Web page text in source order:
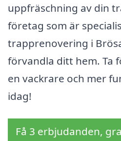
uppfräschning av din
företag som är
trapprenovering i
förvandla ditt hem. Ta
en vackrare och mer
idag!
Få 3 erbjudanden,